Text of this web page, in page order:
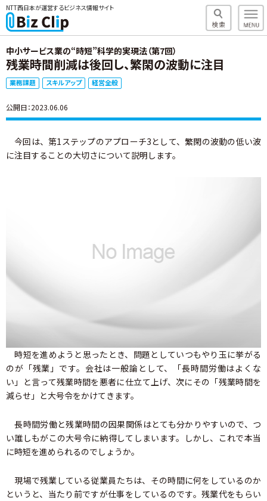
NTT西日本が運営するビジネス情報サイト
中小サービス業の“時短”科学的実現法（第7回）
残業時間削減は後回し、繁閑の波動に注目
業務課題 スキルアップ 経営全般
公開日：2023.06.06
今回は、第1ステップのアプローチ3として、繁閑の波動の低い波
に注目することの大切さについて説明します。
時短を進めようと思ったとき、問題としていつもやり玉に挙がる
のが「残業」です。会社は一般論として、「長時間労働はよくな
い」と言って残業時間を悪者に仕立て上げ、次にその「残業時間を
減らせ」と大号令をかけてきます。
長時間労働と残業時間の因果関係はとても分かりやすいので、つ
い誰しもがこの大号令に納得してしまいます。しかし、これで本当
に時短を進められるのでしょうか。
現場で残業している従業員たちは、その時間に何をしているのか
というと、当たり前ですが仕事をしているのです。残業代をもらい